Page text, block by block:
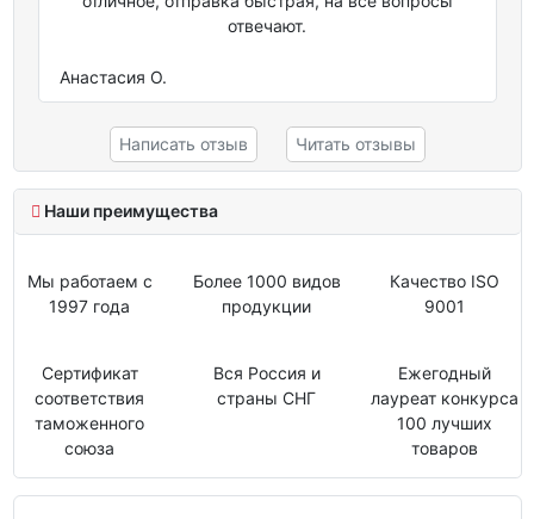
отвечают.
Анастасия О.
Написать отзыв Читать отзывы
Наши преимущества
Мы работаем с
1997 года
Более 1000 видов
продукции
Качество ISO
9001
Сертификат
соответствия
таможенного
союза
Вся Россия и
страны СНГ
Ежегодный
лауреат конкурса
100 лучших
товаров